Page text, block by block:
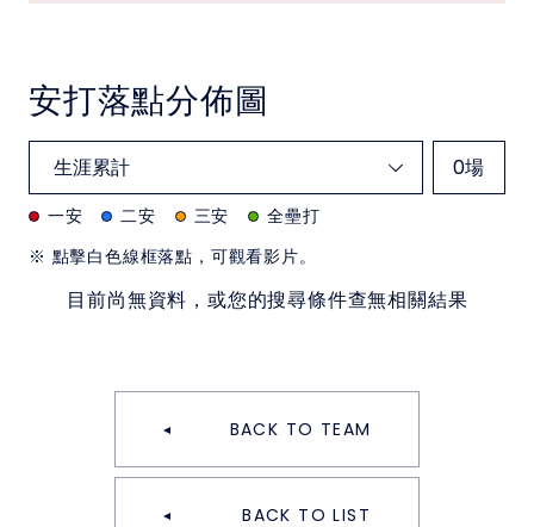
安打落點分佈圖
0場
一安 二安 三安
全壘打
※ 點擊白色線框落點，可觀看影片。
目前尚無資料，或您的搜尋條件查無相關結果
BACK TO TEAM
BACK TO LIST